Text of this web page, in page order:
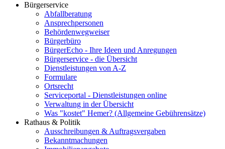
Bürgerservice
Abfallberatung
Ansprechpersonen
Behördenwegweiser
Bürgerbüro
BürgerEcho - Ihre Ideen und Anregungen
Bürgerservice - die Übersicht
Dienstleistungen von A-Z
Formulare
Ortsrecht
Serviceportal - Dienstleistungen online
Verwaltung in der Übersicht
Was "kostet" Hemer? (Allgemeine Gebührensätze)
Rathaus & Politik
Ausschreibungen & Auftragsvergaben
Bekanntmachungen